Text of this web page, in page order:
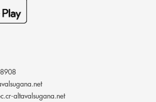
(si apre l’app di posta
altavalsugana.net(si apre l’app di posta